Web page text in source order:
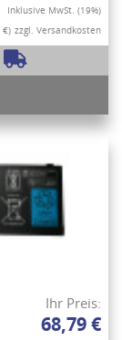
Inklusive MwSt. (19%)
€) zzgl. Versandkosten
Ihr Preis:
68,79 €